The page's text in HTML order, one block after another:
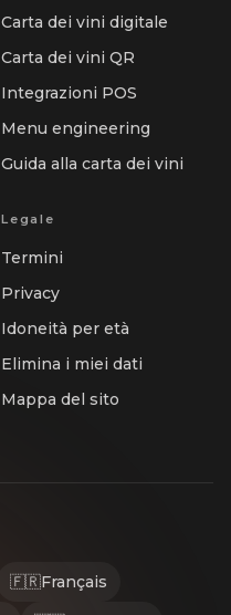
Carta dei vini digitale
Carta dei vini QR
Integrazioni POS
Menu engineering
Guida alla carta dei vini
Legale
Termini
Privacy
Idoneità per età
Elimina i miei dati
Mappa del sito
🇫🇷Français